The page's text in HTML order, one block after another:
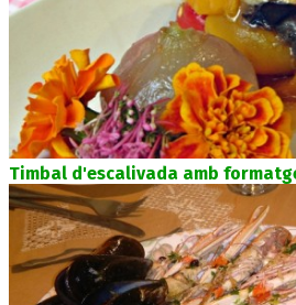
Timbal d'escalivada amb